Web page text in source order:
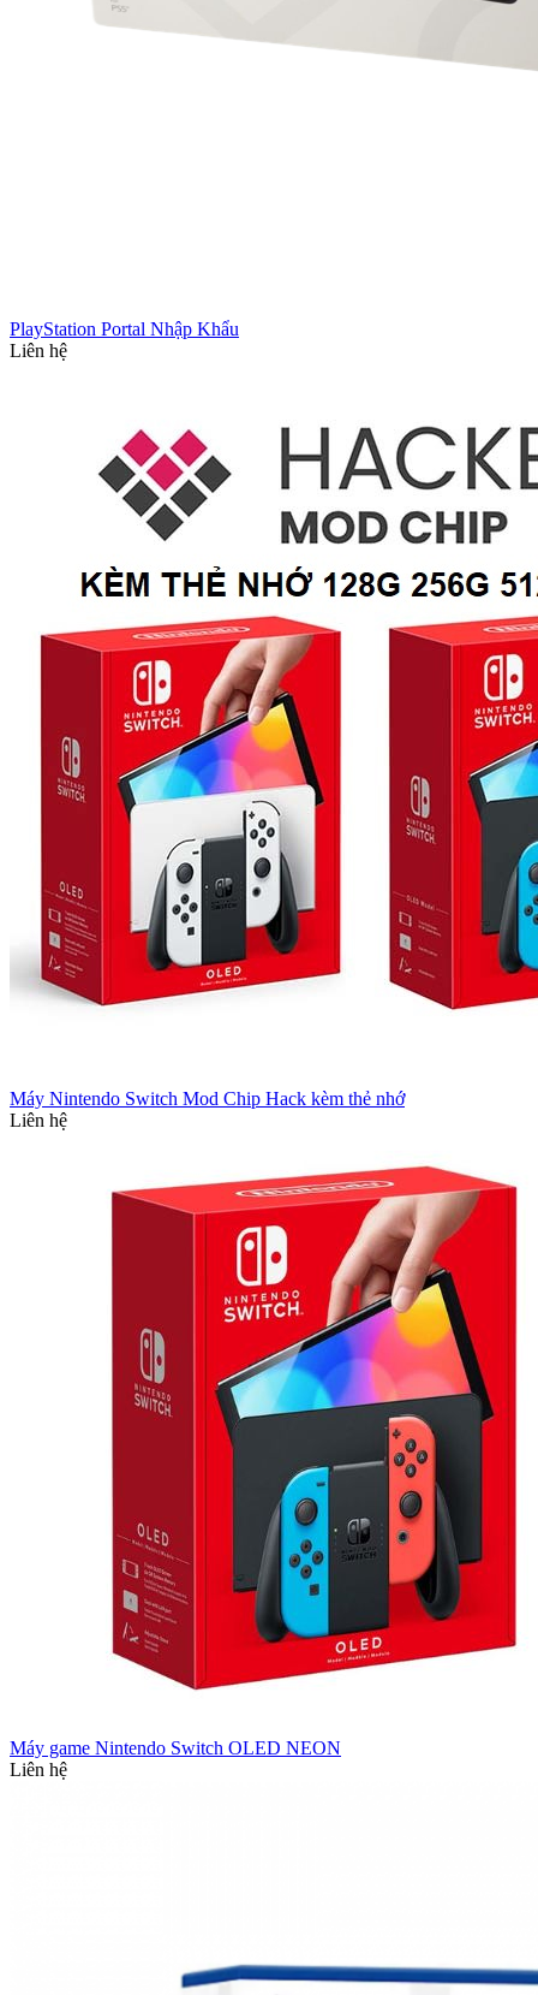
PlayStation Portal Nhập Khẩu
Liên hệ
Máy Nintendo Switch Mod Chip Hack kèm thẻ nhớ
Liên hệ
Máy game Nintendo Switch OLED NEON
Liên hệ